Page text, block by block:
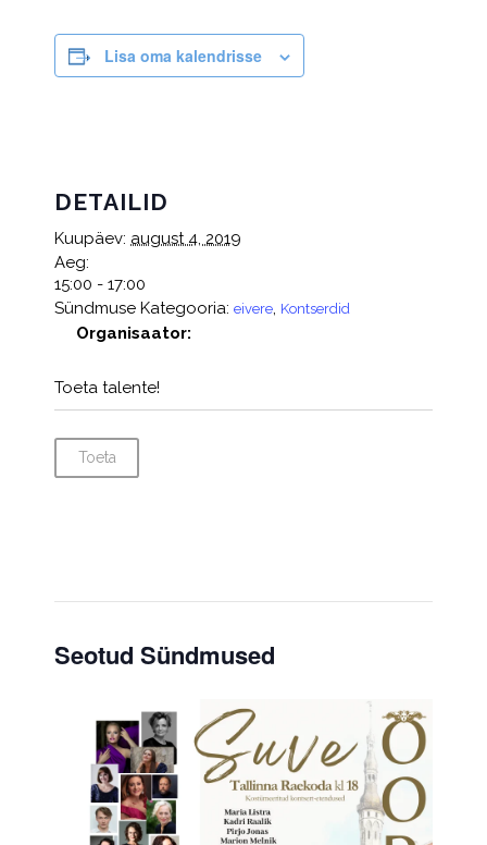
Lisa oma kalendrisse
DETAILID
Kuupäev: august 4, 2019
Aeg:
15:00 - 17:00
Sündmuse Kategooria: eivere, Kontserdid
Organisaator:
Toeta talente!
Toeta
Seotud Sündmused